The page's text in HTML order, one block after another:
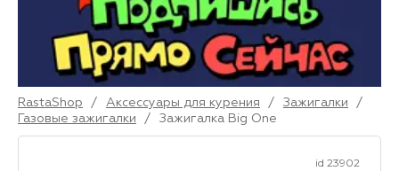
RastaShop / Аксессуары для курения / Зажигалки
/
Газовые зажигалки
/ Зажигалка Big One
id 23902